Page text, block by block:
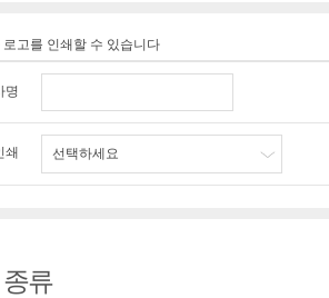
로고를 인쇄할 수 있습니다
명
쇄 선택하세요
류